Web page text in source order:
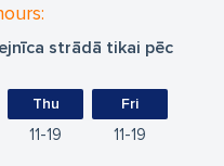
strādā tikai pēc
Thu
11 19
Fri
11 19